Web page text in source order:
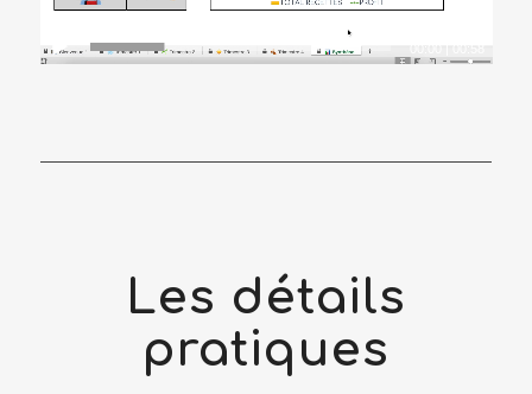
Les détails
pratiques